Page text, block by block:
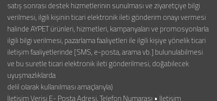
satış sonrası destek hizmetlerinin sunulması ve ziyaretçiye bilgi
verilmesi, ilgili kişinin ticari elektronik ileti gönderim onayı vermesi
halinde AYPET ürünleri, hizmetleri, kampanyaları ve promosyonlarla
ilgili bilgi verilmesi, pazarlama faaliyetleri ile ilgili kişiye yönelik ticari
iletişim faaliyetlerinde [SMS, e-posta, arama vb.] bulunulabilmesi
ve bu suretle ticari elektronik ileti gönderilmesi, doğabilecek
uyuşmazlıklarda
delil olarak kullanılması amaçlarıyla)
İletişim Verisi E- Posta Adresi, Telefon Numarası • İletişim